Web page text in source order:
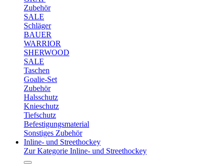
Zubehör
SALE
Schläger
BAUER
WARRIOR
SHERWOOD
SALE
Taschen
Goalie-Set
Zubehör
Halsschutz
Knieschutz
Tiefschutz
Befestigungsmaterial
Sonstiges Zubehör
Inline- und Streethockey
Zur Kategorie Inline- und Streethockey